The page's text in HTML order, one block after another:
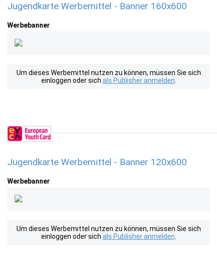
Jugendkarte Werbemittel - Banner 160x600
Werbebanner
Um dieses Werbemittel nutzen zu können, müssen Sie sich
einloggen oder sich als Publisher anmelden
Jugendkarte Werbemittel - Banner 120x600
Werbebanner
Um dieses Werbemittel nutzen zu können, müssen Sie sich
einloggen oder sich als Publisher anmelden